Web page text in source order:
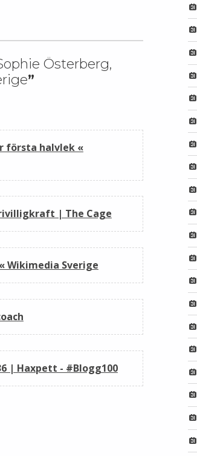
Österberg,
”
första halvlek «
| The Cage
Wikimedia Sverige
| Haxpett - #Blogg100